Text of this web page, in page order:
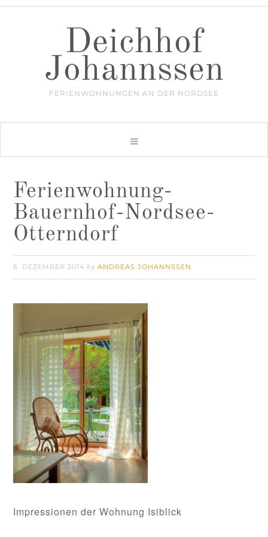
Deichhof
Johannssen
FERIENWOHNUNGEN AN DER NORDSEE
Ferienwohnung-
Bauernhof-Nordsee-
Otterndorf
6. DEZEMBER 2014 byANDREAS JOHANNSSEN
Impressionen der Wohnung Isiblick